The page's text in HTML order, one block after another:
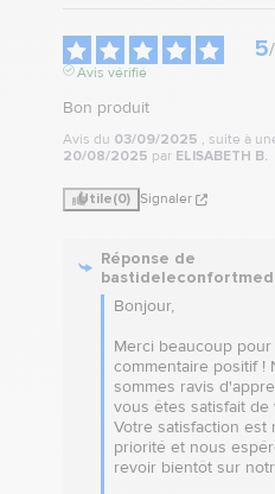
5/
Avis vérifié
Bon produit
Avis du 03/09/2025 , suite à
20/08/2025 par ELISABETH B.
Utile(0) Signaler
Réponse de
Bonjour,
Merci beaucoup
commentaire positif !
sommes ravis
vous êtes satisfait de
Votre satisfaction est
priorité et nous
revoir bientôt sur